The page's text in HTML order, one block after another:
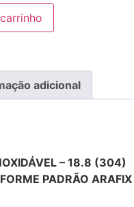
adicional
– 18.8 (304)
PADRÃO ARAFIX